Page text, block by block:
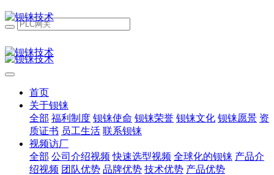
首页
关于钡铼
全部 福利制度 钡铼使命 钡铼荣誉 钡铼文化 钡铼愿景 资
质证书 员工生活 联系钡铼
视频访厂
全部 公司介绍视频 快速选型视频 全球化的钡铼 产品介
绍视频 团队优势 品牌优势 技术优势 产品优势